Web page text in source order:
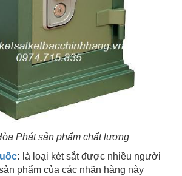
Phát sản phẩm chất lượng
: là loại két sắt được nhiều người
phẩm của các nhãn hàng này